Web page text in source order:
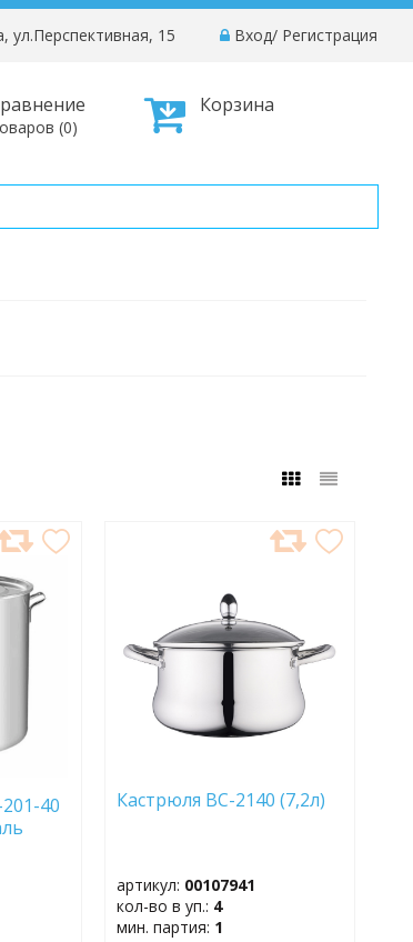
Вход/ Регистрация
ул.Перспективная, 15
Корзина
(0)
40
ИЗБРАННОЕ
Кастрюля BC-2140 (7,2л)
артикул: 00107941
кол-во в уп.: 4
мин. партия: 1